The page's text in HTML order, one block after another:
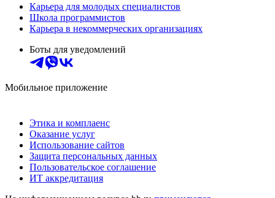
Карьера для молодых специалистов
Школа программистов
Карьера в некоммерческих организациях
Боты для уведомлений
Мобильное приложение
Этика и комплаенс
Оказание услуг
Использование сайтов
Защита персональных данных
Пользовательское соглашение
ИТ аккредитация